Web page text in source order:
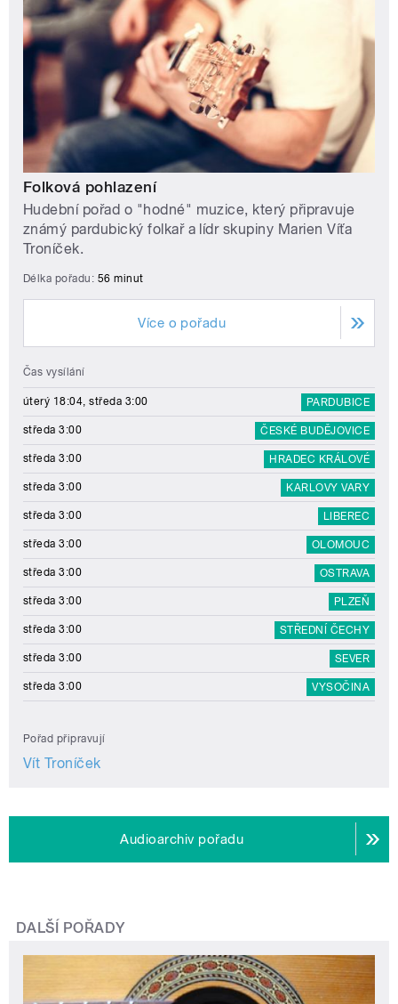
Folková pohlazení
Hudební pořad o "hodné" muzice, který připravuje
známý pardubický folkař a lídr skupiny Marien Víťa
Troníček.
Délka pořadu: 56 minut
Více o pořadu
Čas vysílání
úterý 18:04, středa 3:00 PARDUBICE
středa 3:00 ČESKÉ BUDĚJOVICE
středa 3:00 HRADEC KRÁLOVÉ
středa 3:00 KARLOVY VARY
středa 3:00 LIBEREC
středa 3:00 OLOMOUC
středa 3:00 OSTRAVA
středa 3:00 PLZEŇ
středa 3:00 STŘEDNÍ ČECHY
středa 3:00 SEVER
středa 3:00 VYSOČINA
Pořad připravují
Vít Troníček
Audioarchiv pořadu
DALŠÍ POŘADY